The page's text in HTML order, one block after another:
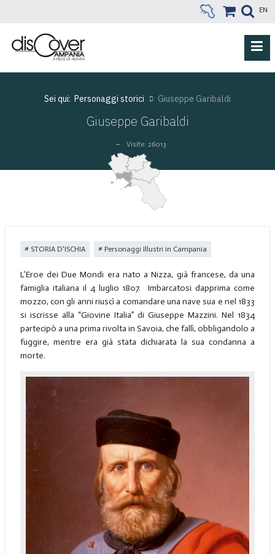
EN
Sei qui: Personaggi storici Giuseppe Garibaldi
Giuseppe Garibaldi
Visite: 26013
STORIA D'ISCHIA Personaggi Illustri in Campania
L’Eroe dei Due Mondi era nato a Nizza, già francese, da una
famiglia italiana il 4 luglio 1807. Imbarcatosi dapprima come
mozzo, con gli anni riuscì a comandare una nave sua e nel 1833
si iscrisse alla “Giovine Italia” di Giuseppe Mazzini. Nel 1834
partecipò a una prima rivolta in Savoia, che fallì, obbligandolo a
fuggire, mentre era già stata dichiarata la sua condanna a
morte.